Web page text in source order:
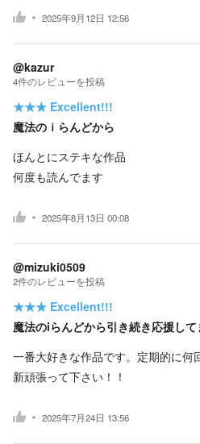
2025年9月12日 12:56
@kazur
4件のレビューを投稿
★★★ Excellent!!!
魔法のｉらんどから
ほんとにステキな作品
何度も読んでます
2025年8月13日 00:08
@mizuki0509
2件のレビューを投稿
★★★ Excellent!!!
魔法のiらんどから引き続き応援して
一番大好きな作品です。定期的に何
新頑張って下さい！！
2025年7月24日 13:56